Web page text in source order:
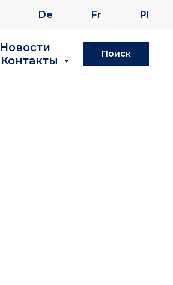
De Fr Pl
Новости
Контакты
Поиск